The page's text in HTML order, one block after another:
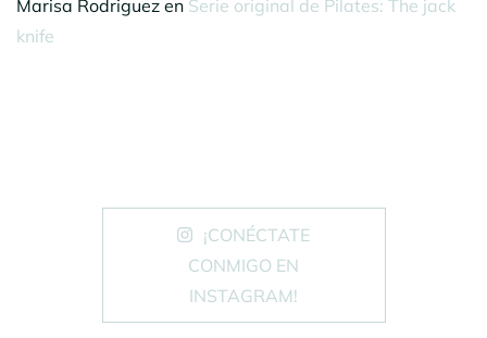
Marisa Rodriguez en Serie original de Pilates: The jack
knife
¡CONÉCTATE
CONMIGO EN
INSTAGRAM!